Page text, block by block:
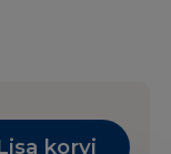
korvi